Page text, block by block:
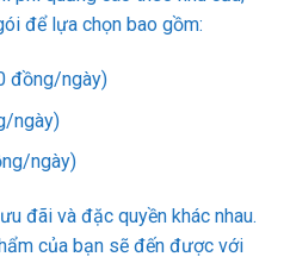
để lựa chọn bao gồm:
đồng/ngày)
ngày)
ngày)
đãi và đặc quyền khác nhau.
của bạn sẽ đến được với